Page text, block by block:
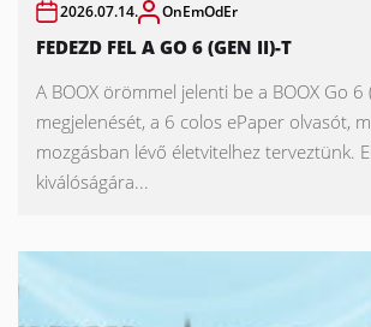
2026.07.14. OnEmOdEr
FEDEZD FEL A GO 6 (GEN II)-T
A BOOX örömmel jelenti be a BOOX Go 6
megjelenését, a 6 colos ePaper olvasót,
mozgásban lévő életvitelhez terveztünk.
kiválóságára...